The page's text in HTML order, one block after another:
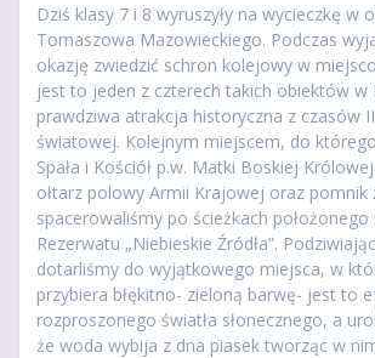
Dziś klasy 7 i 8 wyruszyły na wycieczkę w
Tomaszowa Mazowieckiego. Podczas
okazję zwiedzić schron kolejowy w
jest to jeden z czterech takich obiektów w
prawdziwa atrakcja historyczna z czasów
światowej. Kolejnym miejscem, do
Spała i Kościół p.w. Matki Boskiej
ołtarz polowy Armii Krajowej oraz pomnik
spacerowaliśmy po ścieżkach położonego
Rezerwatu „Niebieskie Źródła”.
dotarliśmy do wyjątkowego miejsca, w
przybiera błękitno- zieloną barwę- jest to
rozproszonego światła słonecznego, a
że woda wybija z dna piasek tworząc w